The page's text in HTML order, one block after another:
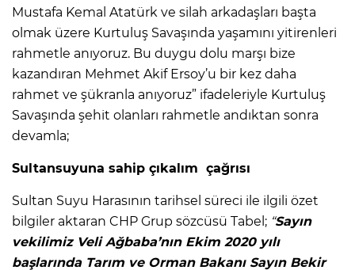
Mustafa Kemal Atatürk ve silah arkadaşları başta
olmak üzere Kurtuluş Savaşında yaşamını yitirenleri
rahmetle anıyoruz. Bu duygu dolu marşı bize
kazandıran Mehmet Akif Ersoy’u bir kez daha
rahmet ve şükranla anıyoruz” ifadeleriyle Kurtuluş
Savaşında şehit olanları rahmetle andıktan sonra
devamla;
Sultansuyuna sahip çıkalım çağrısı
Sultan Suyu Harasının tarihsel süreci ile ilgili özet
bilgiler aktaran CHP Grup sözcüsü Tabel; “Sayın
vekilimiz Veli Ağbaba’nın Ekim 2020 yılı
başlarında Tarım ve Orman Bakanı Sayın Bekir